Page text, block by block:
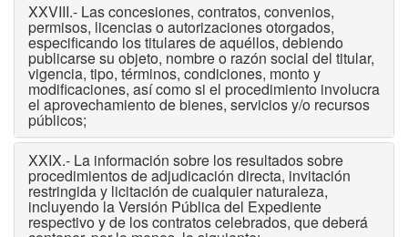
XXVIII.- Las concesiones, contratos, convenios,
permisos, licencias o autorizaciones otorgados,
especificando los titulares de aquéllos, debiendo
publicarse su objeto, nombre o razón social del titular,
vigencia, tipo, términos, condiciones, monto y
modificaciones, así como si el procedimiento involucra
el aprovechamiento de bienes, servicios y/o recursos
públicos;
XXIX.- La información sobre los resultados sobre
procedimientos de adjudicación directa, invitación
restringida y licitación de cualquier naturaleza,
incluyendo la Versión Pública del Expediente
respectivo y de los contratos celebrados, que deberá